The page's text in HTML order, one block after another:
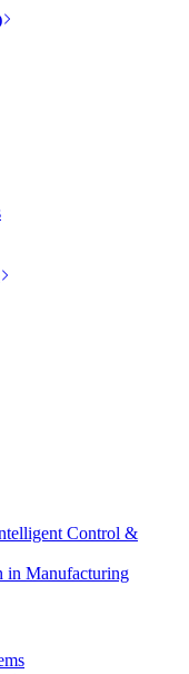
Control &
in Manufacturing